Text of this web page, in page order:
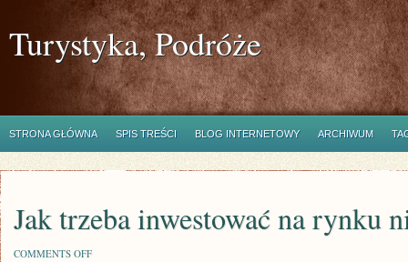
Turystyka, Podróże
STRONA GŁÓWNA SPIS TREŚCI BLOG INTERNETOWY ARCHIWUM
Jak trzeba inwestować na rynku
COMMENTS OFFON